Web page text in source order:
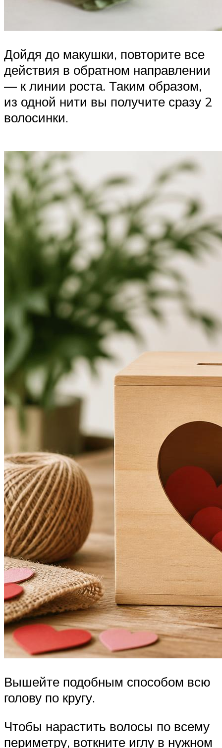
Дойдя до макушки, повторите все
действия в обратном направлении
— к линии роста. Таким образом,
из одной нити вы получите сразу 2
волосинки.
Вышейте подобным способом всю
голову по кругу.
Чтобы нарастить волосы по всему
периметру, воткните иглу в нужном